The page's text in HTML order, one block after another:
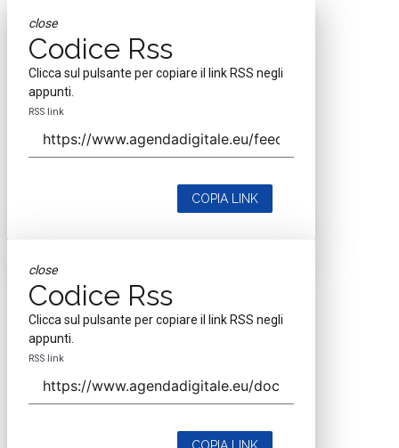
close
Codice Rss
Clicca sul pulsante per copiare il link RSS negli
appunti.
RSS link
COPIA LINK
close
Codice Rss
Clicca sul pulsante per copiare il link RSS negli
appunti.
RSS link